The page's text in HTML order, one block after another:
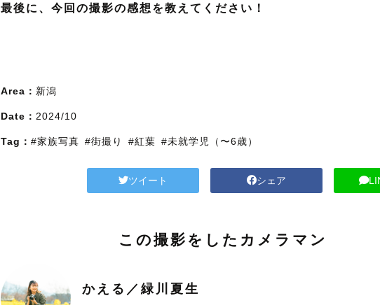
最後に、今回の撮影の感想を教えてください！
Area： 新潟
Date： 2024/10
Tag： #家族写真 #街撮り #紅葉 #未就学児（〜6歳）
ツイート シェア
この撮影をしたカメラマン
かえる／緑川夏生